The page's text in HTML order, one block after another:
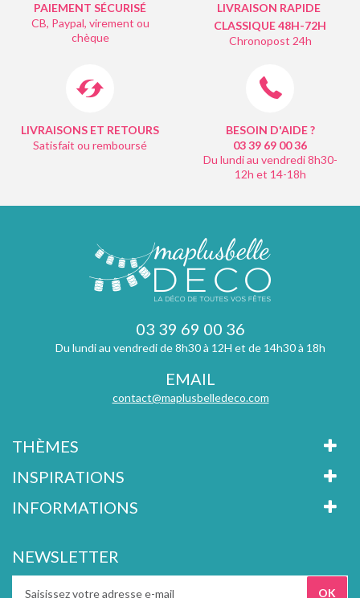
PAIEMENT SÉCURISÉ
CB, Paypal, virement ou
chèque
LIVRAISON RAPIDE
CLASSIQUE 48H-72H
Chronopost 24h
LIVRAISONS ET RETOURS
Satisfait ou remboursé
BESOIN D'AIDE ?
03 39 69 0036
Du lundi au vendredi 8h30-
12h et 14-18h
03 39 69 00 36
Du lundi au vendredi de 8h30 à 12H et de 14h30 à 18h
EMAIL
contact@maplusbelledeco.com
THÈMES
INSPIRATIONS
INFORMATIONS
NEWSLETTER